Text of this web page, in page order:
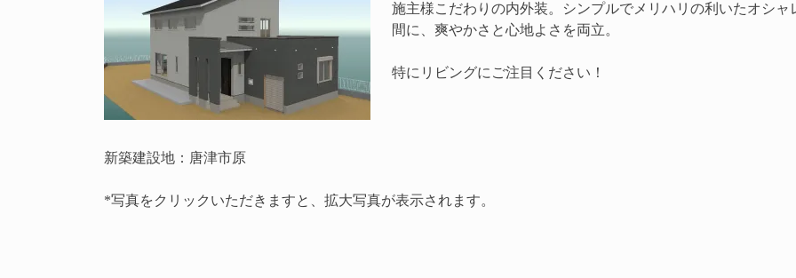
施主様こだわりの内外装。シンプルでメリハリの利いたオシャ
間に、爽やかさと心地よさを両立。
特にリビングにご注目ください！
新築建設地：唐津市原
*写真をクリックいただきますと、拡大写真が表示されます。